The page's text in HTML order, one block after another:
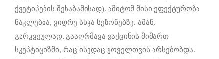
ქვეტიპების შესაბამისად). ამიტომ მისი ეფექტურობა
ნაკლებია, ვიდრე სხვა სეზონებზე. ამან,
გარკვეულად, გააღრმავა ვაქცინის მიმართ
სკეპტიციზმი, რაც ისედაც ყოველთვის არსებობდა.